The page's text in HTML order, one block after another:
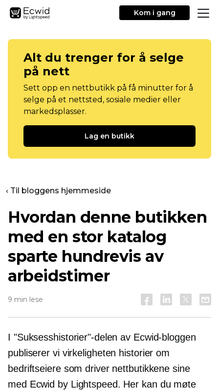
Kom i gang
Alt du trenger for å selge
på nett
Sett opp en nettbutikk på få minutter for å
selge på et nettsted, sosiale medier eller
markedsplasser.
Lag en butikk
‹ Til bloggens hjemmeside
Hvordan denne butikken
med en stor katalog
sparte hundrevis av
arbeidstimer
9 min lese
I "Suksesshistorier"-delen av Ecwid-bloggen
publiserer vi virkeligheten historier om
bedriftseiere som driver nettbutikkene sine
med Ecwid by Lightspeed. Her kan du møte